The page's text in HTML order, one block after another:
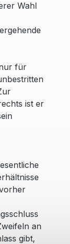
Wahl
für
ist er
an
gibt,